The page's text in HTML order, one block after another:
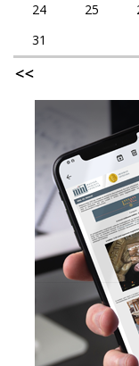
24
25
31